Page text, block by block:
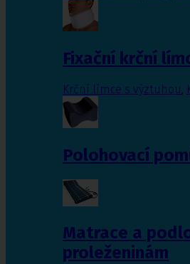
Fixační krční
Krční límce s výztuhou
Polohovací
Matrace a
proleženinám